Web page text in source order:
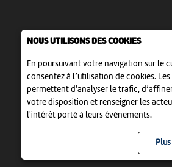
NOUS UTILISONS DES COOKIES
En poursuivant votre navigation sur le
consentez à l’utilisation de cookies.
permettent d'analyser le trafic,
votre disposition et renseigner les
l'intérêt porté à leurs événements.